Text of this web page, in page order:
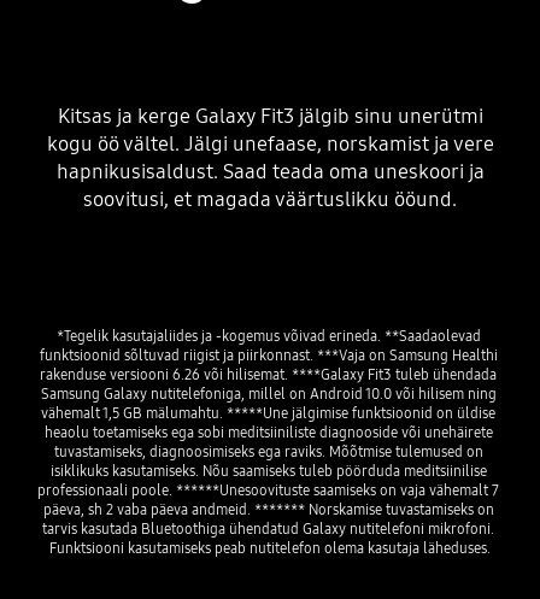
Kitsas ja kerge Galaxy Fit3 jälgib sinu unerütmi
kogu öö vältel. Jälgi unefaase, norskamist ja vere
hapnikusisaldust. Saad teada oma uneskoori ja
soovitusi, et magada väärtuslikku ööund.
*Tegelik kasutajaliides ja -kogemus võivad erineda. **Saadaolevad
funktsioonid sõltuvad riigist ja piirkonnast. ***Vaja on Samsung Healthi
rakenduse versiooni 6.26 või hilisemat. ****Galaxy Fit3 tuleb ühendada
Samsung Galaxy nutitelefoniga, millel on Android 10.0 või hilisem ning
vähemalt 1,5 GB mälumahtu. *****Une jälgimise funktsioonid on üldise
heaolu toetamiseks ega sobi meditsiiniliste diagnooside või unehäirete
tuvastamiseks, diagnoosimiseks ega raviks. Mõõtmise tulemused on
isiklikuks kasutamiseks. Nõu saamiseks tuleb pöörduda meditsiinilise
professionaali poole. ******Unesoovituste saamiseks on vaja vähemalt 7
päeva, sh 2 vaba päeva andmeid. ******* Norskamise tuvastamiseks on
tarvis kasutada Bluetoothiga ühendatud Galaxy nutitelefoni mikrofoni.
Funktsiooni kasutamiseks peab nutitelefon olema kasutaja läheduses.